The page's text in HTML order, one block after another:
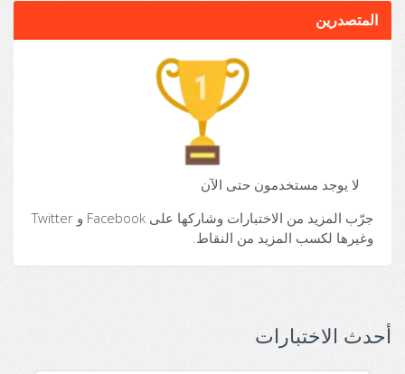
المتصدرين
لا يوجد مستخدمون حتى الآن
جرّب المزيد من الاختبارات وشاركها على Facebook و Twitter
وغيرها لكسب المزيد من النقاط.
أحدث الاختبارات